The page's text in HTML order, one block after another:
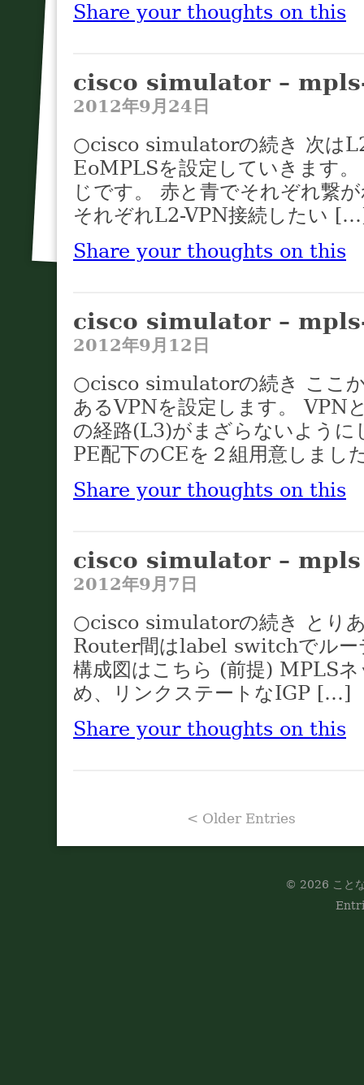
Share your thoughts on this
cisco simulator –
2012年9月24日
○cisco simulatorの続き 次は
EoMPLSを設定していきます
じです。 赤と青でそれぞれ繋
それぞれL2-VPN接続したい
Share your thoughts on this
cisco simulator –
2012年9月12日
○cisco simulatorの続き ここ
あるVPNを設定します。 VPN
の経路(L3)がまざらないように
PE配下のCEを２組用意しま
Share your thoughts on this
cisco simulator –
2012年9月7日
○cisco simulatorの続き とり
Router間はlabel switchでルー
構成図はこちら (前提) MPLS
め、リンクステートなIGP […]
Share your thoughts on this
< Older Entries
© 2026 こと